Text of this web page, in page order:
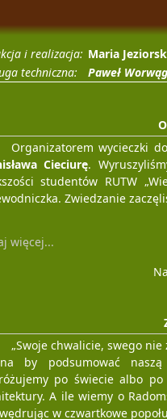
i realizacja: Maria
techniczna:
Paweł Worwąg
Organizatorem wycieczki
Cieciurę.
studentów RUTW
Zwiedzanie
więcej...
„Swoje chwalicie, swego
by podsumować
po świecie albo
A ile wiemy o
w czwartkowe